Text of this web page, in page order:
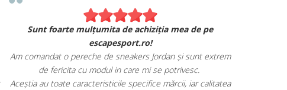
Sunt foarte mulțumita de achiziția mea de pe
escapesport.ro!
Am comandat o pereche de sneakers Jordan și sunt extrem
de fericita cu modul in care mi se potrivesc.
Aceștia au toate caracteristicile specifice mărcii, iar calitatea